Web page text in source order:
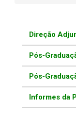
Direção
Pós-
Pós-
Informes da